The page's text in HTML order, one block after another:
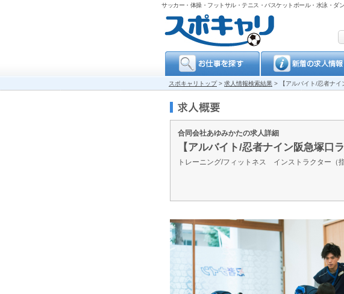
サッカー・体操・フットサル・テニス・バスケットボール・水泳・ダ
スポキャリトップ> 求人情報検索結果 > 【アルバイト/忍者ナ
合同会社あゆみかたの求人詳細
【アルバイト/忍者ナイン阪急塚口
トレーニング/フィットネス インストラクター（